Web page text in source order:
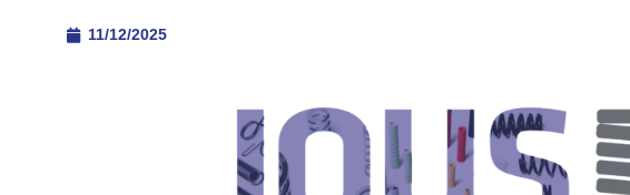
11/12/2025